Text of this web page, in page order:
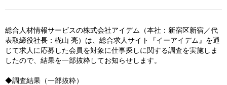
総合人材情報サービスの株式会社アイデム（本社：新宿区新宿／代
表取締役社長：椛山 亮）は、総合求人サイト『イーアイデム』を通
じて求人に応募した会員を対象に仕事探しに関する調査を実施しま
したので、結果を一部抜粋してお知らせします。
◆調査結果（一部抜粋）